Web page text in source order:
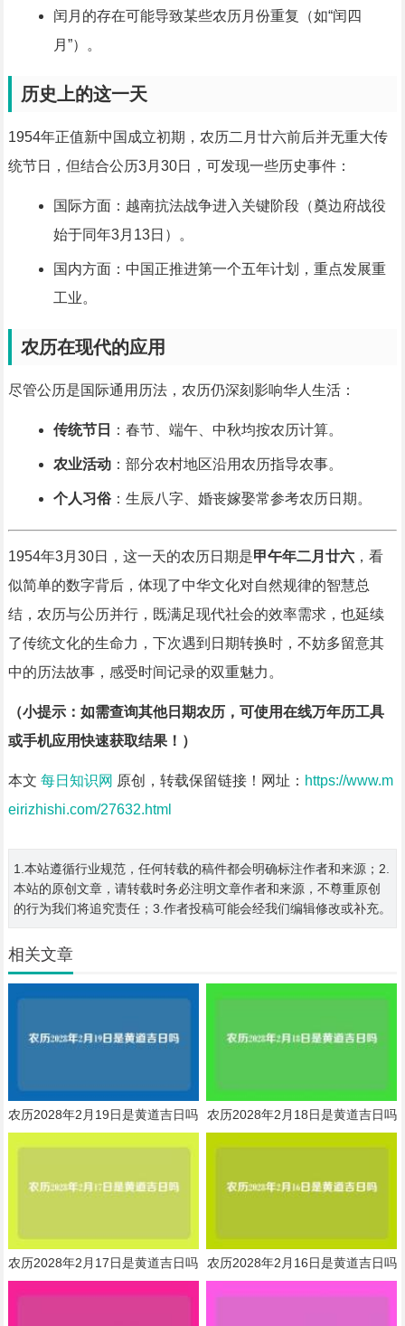
闰月的存在可能导致某些农历月份重复（如“闰四
月”）。
历史上的这一天
1954年正值新中国成立初期，农历二月廿六前后并无重大传
统节日，但结合公历3月30日，可发现一些历史事件：
国际方面：越南抗法战争进入关键阶段（奠边府战役
始于同年3月13日）。
国内方面：中国正推进第一个五年计划，重点发展重
工业。
农历在现代的应用
尽管公历是国际通用历法，农历仍深刻影响华人生活：
传统节日 ：春节、端午、中秋均按农历计算。
农业活动：部分农村地区沿用农历指导农事。
个人习俗：生辰八字、婚丧嫁娶常参考农历日期。
1954年3月30日，这一天的农历日期是甲午年二月廿六，看
似简单的数字背后，体现了中华文化对自然规律的智慧总
结，农历与公历并行，既满足现代社会的效率需求，也延续
了传统文化的生命力，下次遇到日期转换时，不妨多留意其
中的历法故事，感受时间记录的双重魅力。
（小提示：如需查询其他日期农历，可使用在线万年历工具
或手机应用快速获取结果！）
本文 每日知识网 原创，转载保留链接！网址： https://www.m
eirizhishi.com/27632.html
1.本站遵循行业规范，任何转载的稿件都会明确标注作者和来源；2.
本站的原创文章，请转载时务必注明文章作者和来源，不尊重原创
的行为我们将追究责任；3.作者投稿可能会经我们编辑修改或补充。
相关文章
农历2028年2月19日是黄道吉日吗 农历2028年2月18日是黄道吉日吗
农历2028年2月17日是黄道吉日吗 农历2028年2月16日是黄道吉日吗